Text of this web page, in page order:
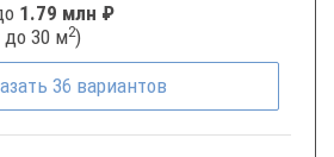
1.79 млн ₽
30 м2)
36 вариантов